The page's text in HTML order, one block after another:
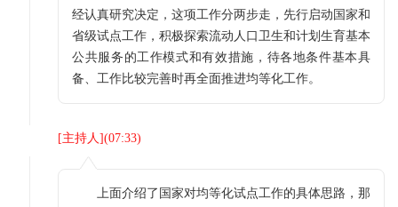
经认真研究决定，这项工作分两步走，先行启动国家和
省级试点工作，积极探索流动人口卫生和计划生育基本
公共服务的工作模式和有效措施，待各地条件基本具
备、工作比较完善时再全面推进均等化工作。
[主持人 ](07:33)
上面介绍了国家对均等化试点工作的具体思路，那